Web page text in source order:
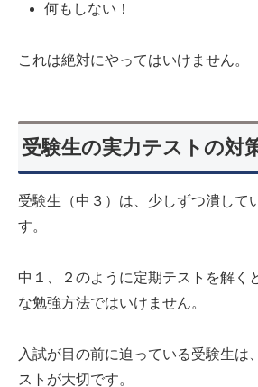
何もしない！
これは絶対にやってはいけません。
受験生の実力テストの対
受験生（中３）は、少しずつ潰して
す。
中１、２のように定期テストを解く
な勉強方法ではいけません。
入試が目の前に迫っている受験生は
ストが大切です。